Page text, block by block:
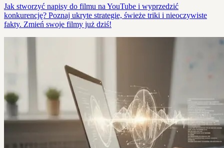
Jak stworzyć napisy do filmu na YouTube i wyprzedzić
konkurencję? Poznaj ukryte strategie, świeże triki i nieoczywiste
fakty. Zmień swoje filmy już dziś!